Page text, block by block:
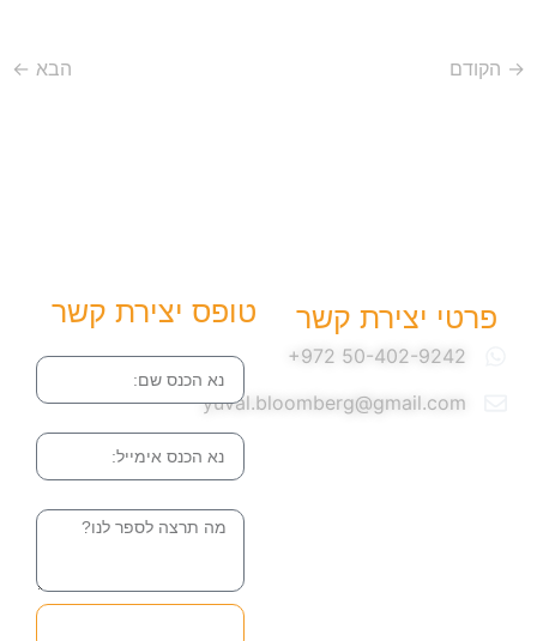
→ הקודם הבא ←
פרטי יצירת קשר
yuval.bloomberg@gmail.com
טופס יצירת קשר